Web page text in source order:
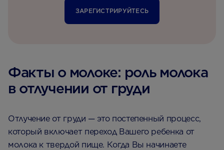
ЗАРЕГИСТРИРУЙТЕСЬ
Факты о молоке: роль молока
в отлучении от груди
Отлучение от груди — это постепенный процесс,
который включает переход Вашего ребенка от
молока к твердой пище. Когда Вы начинаете